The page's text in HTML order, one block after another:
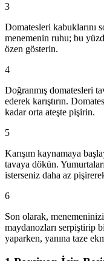
3
Domatesleri kabuklarını
menemenin ruhu; bu
özen gösterin.
4
Doğranmış domatesleri
ederek karıştırın.
kadar orta ateşte pişirin.
5
Karışım kaynamaya
tavaya dökün.
isterseniz daha az
6
Son olarak,
maydanozları serpiştirip
yaparken, yanına taze